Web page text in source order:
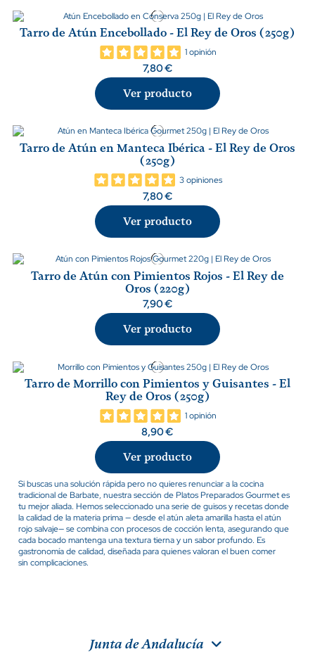
Tarro de Atún Encebollado - El Rey de Oros (250g)
1 opinión
7,80 €
Ver producto
Tarro de Atún en Manteca Ibérica - El Rey de Oros
(250g)
3 opiniones
7,80 €
Ver producto
Tarro de Atún con Pimientos Rojos - El Rey de
Oros (220g)
7,90 €
Ver producto
Tarro de Morrillo con Pimientos y Guisantes - El
Rey de Oros (250g)
1 opinión
8,90 €
Ver producto
Si buscas una solución rápida pero no quieres renunciar a la cocina
tradicional de Barbate, nuestra sección de Platos Preparados Gourmet es
tu mejor aliada. Hemos seleccionado una serie de guisos y recetas donde
la calidad de la materia prima — desde el atún aleta amarilla hasta el atún
rojo salvaje— se combina con procesos de cocción lenta, asegurando que
cada bocado mantenga una textura tierna y un sabor profundo. Es
gastronomía de calidad, diseñada para quienes valoran el buen comer
sin complicaciones.
Junta de Andalucía